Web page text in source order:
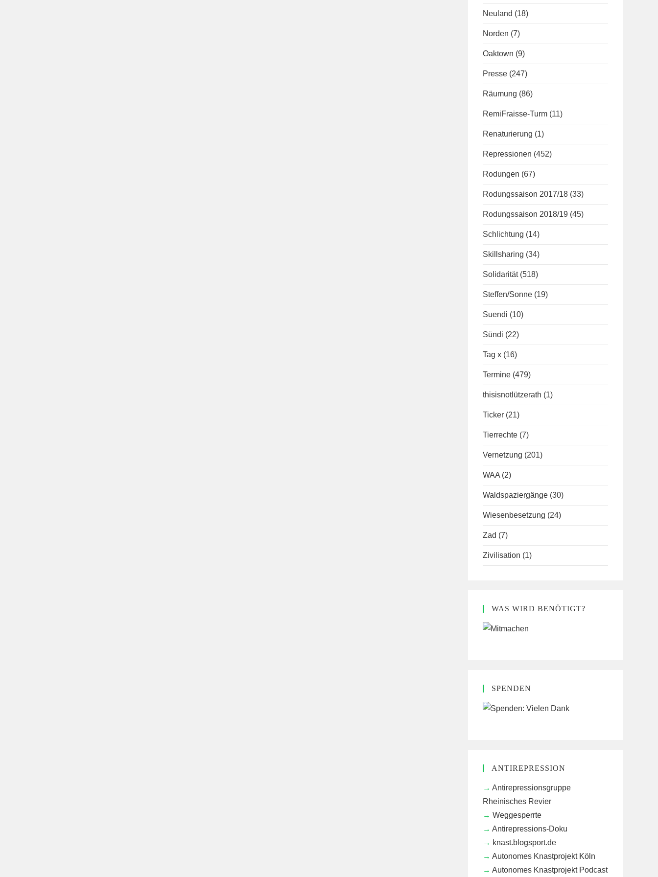
Neuland (18)
Norden (7)
Oaktown (9)
Presse (247)
Räumung (86)
RemiFraisse-Turm (11)
Renaturierung (1)
Repressionen (452)
Rodungen (67)
Rodungssaison 2017/18 (33)
Rodungssaison 2018/19 (45)
Schlichtung (14)
Skillsharing (34)
Solidarität (518)
Steffen/Sonne (19)
Suendi (10)
Sündi (22)
Tag x (16)
Termine (479)
thisisnotlützerath (1)
Ticker (21)
Tierrechte (7)
Vernetzung (201)
WAA (2)
Waldspaziergänge (30)
Wiesenbesetzung (24)
Zad (7)
Zivilisation (1)
WAS WIRD BENÖTIGT?
SPENDEN
ANTIREPRESSION
Antirepressionsgruppe
Rheinisches Revier
Weggesperrte
Antirepressions-Doku
knast.blogsport.de
Autonomes Knastprojekt Köln
Autonomes Knastprojekt Podcast